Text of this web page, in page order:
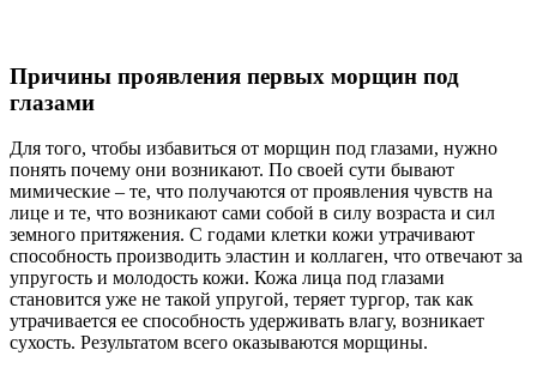
Причины проявления первых морщин под
глазами
Для того, чтобы избавиться от морщин под глазами, нужно
понять почему они возникают. По своей сути бывают
мимические – те, что получаются от проявления чувств на
лице и те, что возникают сами собой в силу возраста и сил
земного притяжения. С годами клетки кожи утрачивают
способность производить эластин и коллаген, что отвечают за
упругость и молодость кожи. Кожа лица под глазами
становится уже не такой упругой, теряет тургор, так как
утрачивается ее способность удерживать влагу, возникает
сухость. Результатом всего оказываются морщины.